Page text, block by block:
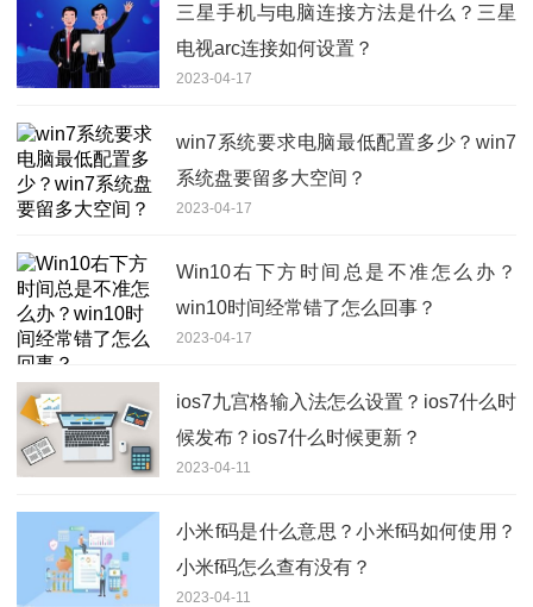
三星手机与电脑连接方法是什么？三星
电视arc连接如何设置？
2023-04-17
win7系统要求电脑最低配置多少？win7
系统盘要留多大空间？
2023-04-17
Win10右下方时间总是不准怎么办？
win10时间经常错了怎么回事？
2023-04-17
ios7九宫格输入法怎么设置？ios7什么时
候发布？ios7什么时候更新？
2023-04-11
小米f码是什么意思？小米f码如何使用？
小米f码怎么查有没有？
2023-04-11